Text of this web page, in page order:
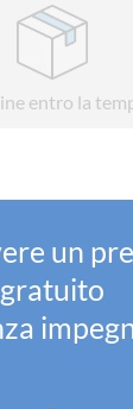
entro la
un
gratuito